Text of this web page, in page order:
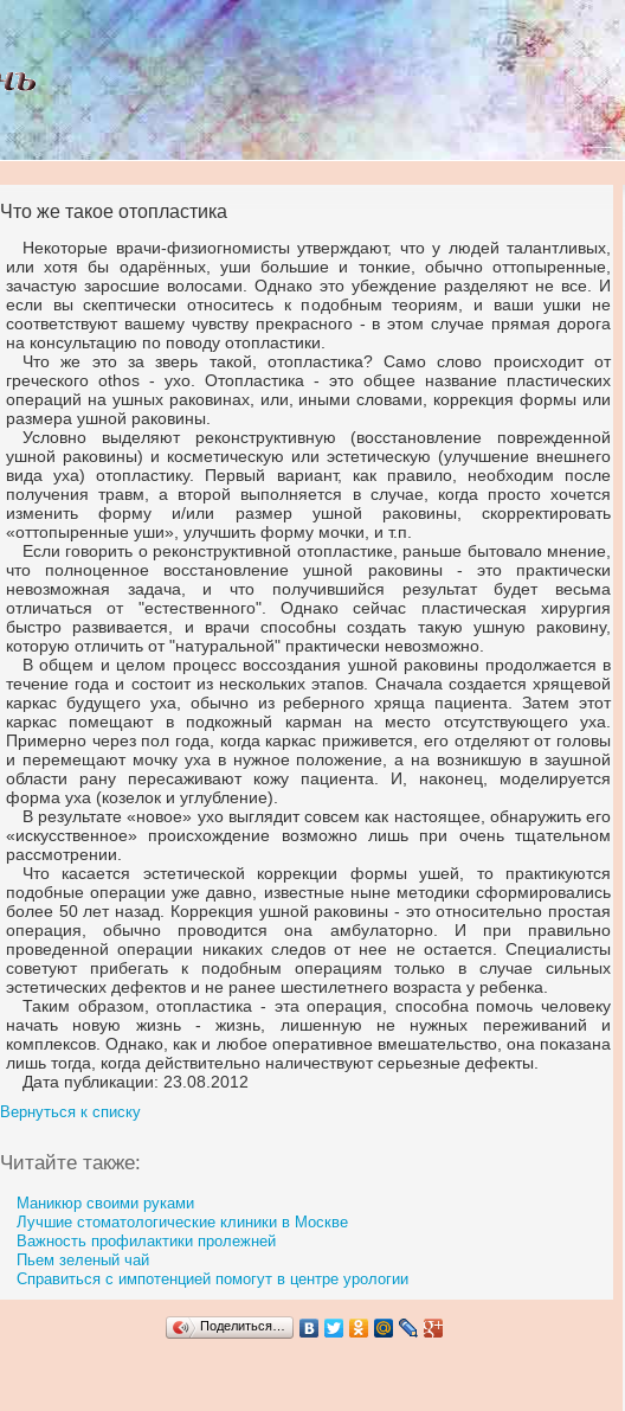
Что же такое отопластика
Некоторые врачи-физиогномисты утверждают, что у людей талантливых,
или хотя бы одарённых, уши большие и тонкие, обычно оттопыренные,
зачастую заросшие волосами. Однако это убеждение разделяют не все. И
если вы скептически относитесь к подобным теориям, и ваши ушки не
соответствуют вашему чувству прекрасного - в этом случае прямая дорога
на консультацию по поводу отопластики.
Что же это за зверь такой, отопластика? Само слово происходит от
греческого othos - ухо. Отопластика - это общее название пластических
операций на ушных раковинах, или, иными словами, коррекция формы или
размера ушной раковины.
Условно выделяют реконструктивную (восстановление поврежденной
ушной раковины) и косметическую или эстетическую (улучшение внешнего
вида уха) отопластику. Первый вариант, как правило, необходим после
получения травм, а второй выполняется в случае, когда просто хочется
изменить форму и/или размер ушной раковины, скорректировать
«оттопыренные уши», улучшить форму мочки, и т.п.
Если говорить о реконструктивной отопластике, раньше бытовало мнение,
что полноценное восстановление ушной раковины - это практически
невозможная задача, и что получившийся результат будет весьма
отличаться от "естественного". Однако сейчас пластическая хирургия
быстро развивается, и врачи способны создать такую ушную раковину,
которую отличить от "натуральной" практически невозможно.
В общем и целом процесс воссоздания ушной раковины продолжается в
течение года и состоит из нескольких этапов. Сначала создается хрящевой
каркас будущего уха, обычно из реберного хряща пациента. Затем этот
каркас помещают в подкожный карман на место отсутствующего уха.
Примерно через пол года, когда каркас приживется, его отделяют от головы
и перемещают мочку уха в нужное положение, а на возникшую в заушной
области рану пересаживают кожу пациента. И, наконец, моделируется
форма уха (козелок и углубление).
В результате «новое» ухо выглядит совсем как настоящее, обнаружить его
«искусственное» происхождение возможно лишь при очень тщательном
рассмотрении.
Что касается эстетической коррекции формы ушей, то практикуются
подобные операции уже давно, известные ныне методики сформировались
более 50 лет назад. Коррекция ушной раковины - это относительно простая
операция, обычно проводится она амбулаторно. И при правильно
проведенной операции никаких следов от нее не остается. Специалисты
советуют прибегать к подобным операциям только в случае сильных
эстетических дефектов и не ранее шестилетнего возраста у ребенка.
Таким образом, отопластика - эта операция, способна помочь человеку
начать новую жизнь - жизнь, лишенную не нужных переживаний и
комплексов. Однако, как и любое оперативное вмешательство, она показана
лишь тогда, когда действительно наличествуют серьезные дефекты.
Дата публикации: 23.08.2012
Вернуться к списку
Читайте также:
Маникюр своими руками
Лучшие стоматологические клиники в Москве
Важность профилактики пролежней
Пьем зеленый чай
Справиться с импотенцией помогут в центре урологии
Поделиться…